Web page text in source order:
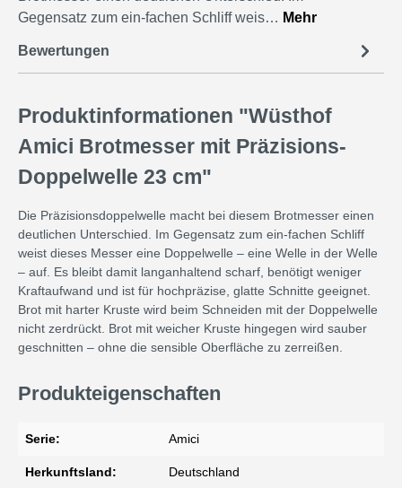
Gegensatz zum ein-fachen Schliff weis… Mehr
Bewertungen
Produktinformationen "Wüsthof
Amici Brotmesser mit Präzisions-
Doppelwelle 23 cm"
Die Präzisionsdoppelwelle macht bei diesem Brotmesser einen
deutlichen Unterschied. Im Gegensatz zum ein-fachen Schliff
weist dieses Messer eine Doppelwelle – eine Welle in der Welle
– auf. Es bleibt damit langanhaltend scharf, benötigt weniger
Kraftaufwand und ist für hochpräzise, glatte Schnitte geeignet.
Brot mit harter Kruste wird beim Schneiden mit der Doppelwelle
nicht zerdrückt. Brot mit weicher Kruste hingegen wird sauber
geschnitten – ohne die sensible Oberfläche zu zerreißen.
Produkteigenschaften
Serie: Amici
Herkunftsland: Deutschland